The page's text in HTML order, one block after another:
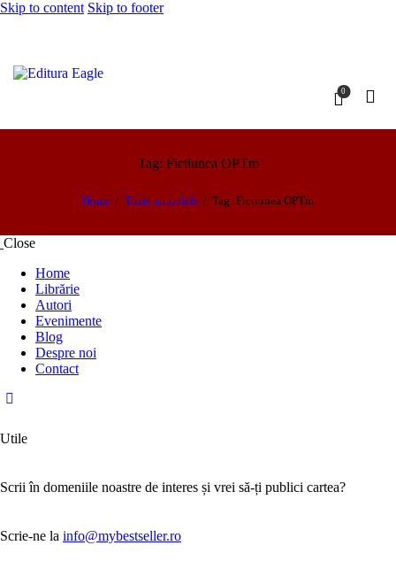
Skip to content Skip to footer
0
Tag: Fictiunea OPTm
Home Toate articolele Tag: Fictiunea OPTm
Close
Home
Librărie
Autori
Evenimente
Blog
Despre noi
Contact
Utile
Scrii în domeniile noastre de interes și vrei să-ți publici cartea?
Scrie-ne la info@mybestseller.ro